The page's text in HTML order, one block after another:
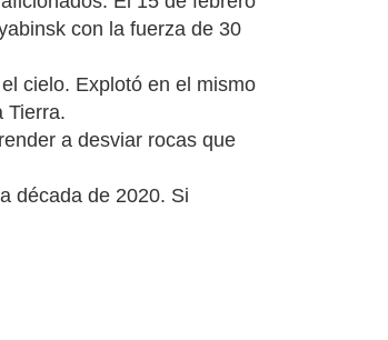
con la fuerza de 30
cielo. Explotó en el mismo
Tierra.
a desviar rocas que
década de 2020. Si